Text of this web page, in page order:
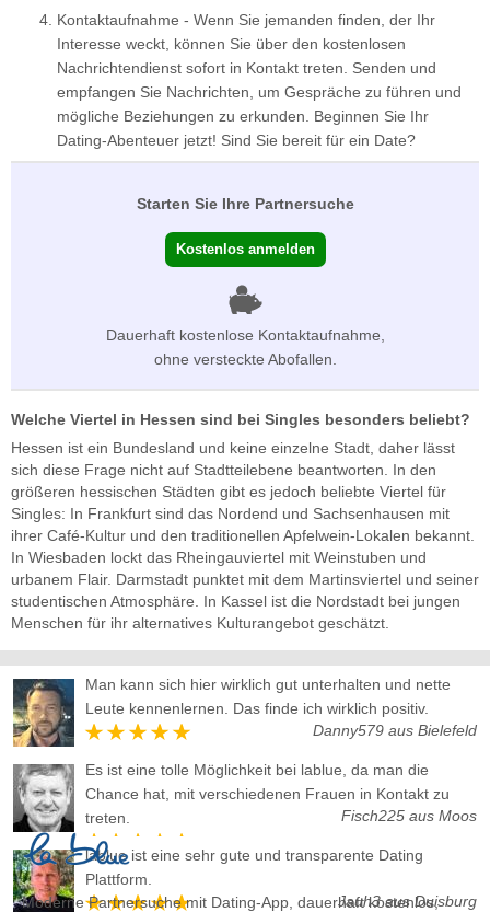
Kontaktaufnahme - Wenn Sie jemanden finden, der Ihr
Interesse weckt, können Sie über den kostenlosen
Nachrichtendienst sofort in Kontakt treten. Senden und
empfangen Sie Nachrichten, um Gespräche zu führen und
mögliche Beziehungen zu erkunden. Beginnen Sie Ihr
Dating-Abenteuer jetzt! Sind Sie bereit für ein Date?
Starten Sie Ihre Partnersuche
Kostenlos anmelden
Dauerhaft kostenlose Kontaktaufnahme,
ohne versteckte Abofallen.
Welche Viertel in Hessen sind bei Singles besonders beliebt?
Hessen ist ein Bundesland und keine einzelne Stadt, daher lässt
sich diese Frage nicht auf Stadtteilebene beantworten. In den
größeren hessischen Städten gibt es jedoch beliebte Viertel für
Singles: In Frankfurt sind das Nordend und Sachsenhausen mit
ihrer Café-Kultur und den traditionellen Apfelwein-Lokalen bekannt.
In Wiesbaden lockt das Rheingauviertel mit Weinstuben und
urbanem Flair. Darmstadt punktet mit dem Martinsviertel und seiner
studentischen Atmosphäre. In Kassel ist die Nordstadt bei jungen
Menschen für ihr alternatives Kulturangebot geschätzt.
Man kann sich hier wirklich gut unterhalten und nette
Leute kennenlernen. Das finde ich wirklich positiv.
Danny579 aus Bielefeld
Es ist eine tolle Möglichkeit bei lablue, da man die
Chance hat, mit verschiedenen Frauen in Kontakt zu
treten.
Fisch225 aus Moos
lablue ist eine sehr gute und transparente Dating
Plattform.
Jauh3 aus Duisburg
Moderne Partnersuche mit Dating-App, dauerhaft kostenlos,